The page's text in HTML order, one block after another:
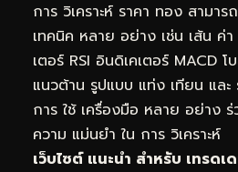
การ วิเคราะห์ ราคา ทอง สามาร
เทคนิค หลาย อย่าง เช่น เส้น ค่
เตอร์ RSI อินดิเคเตอร์ MACD
แนวต้าน รูปแบบ แท่ง เทียน แล
การ ใช้ เครื่องมือ หลาย อย่าง
ความ แม่นยำ ใน การ วิเคราะห์
เว็บไซต์ แนะนำ สำหรับ เทรดเ